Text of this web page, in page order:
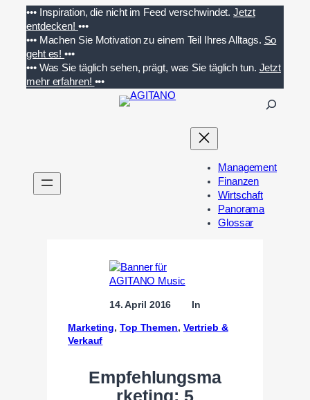
Inhalt
springen
••• Inspiration, die nicht im Feed verschwindet. Jetzt
entdecken! •••
••• Machen Sie Motivation zu einem Teil Ihres Alltags. So
geht es!•••
••• Was Sie täglich sehen, prägt, was Sie täglich tun. Jetzt
mehr erfahren! •••
n
Management
Finanzen
Wirtschaft
Panorama
Glossar
14. April 2016 In
Marketing, Top Themen, Vertrieb &
Verkauf
Empfehlungsma
rketing: 5